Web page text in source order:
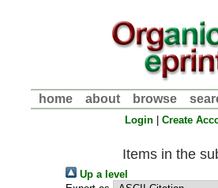
home about browse
Login |Create
Items in the
Up a level